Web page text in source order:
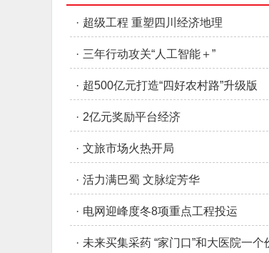
· 超级工程 重塑四川经济地理
· 三年行动攻关“人工智能＋”
· 超500亿元打造“四好农村路”升级版
· 2亿元奖励平台经济
· 文旅市场火热开局
· 活力满巴蜀 文脉绽芳华
· 电网迎峰度冬8项重点工程投运
· 未来买集采药 “家门口”和大医院一个